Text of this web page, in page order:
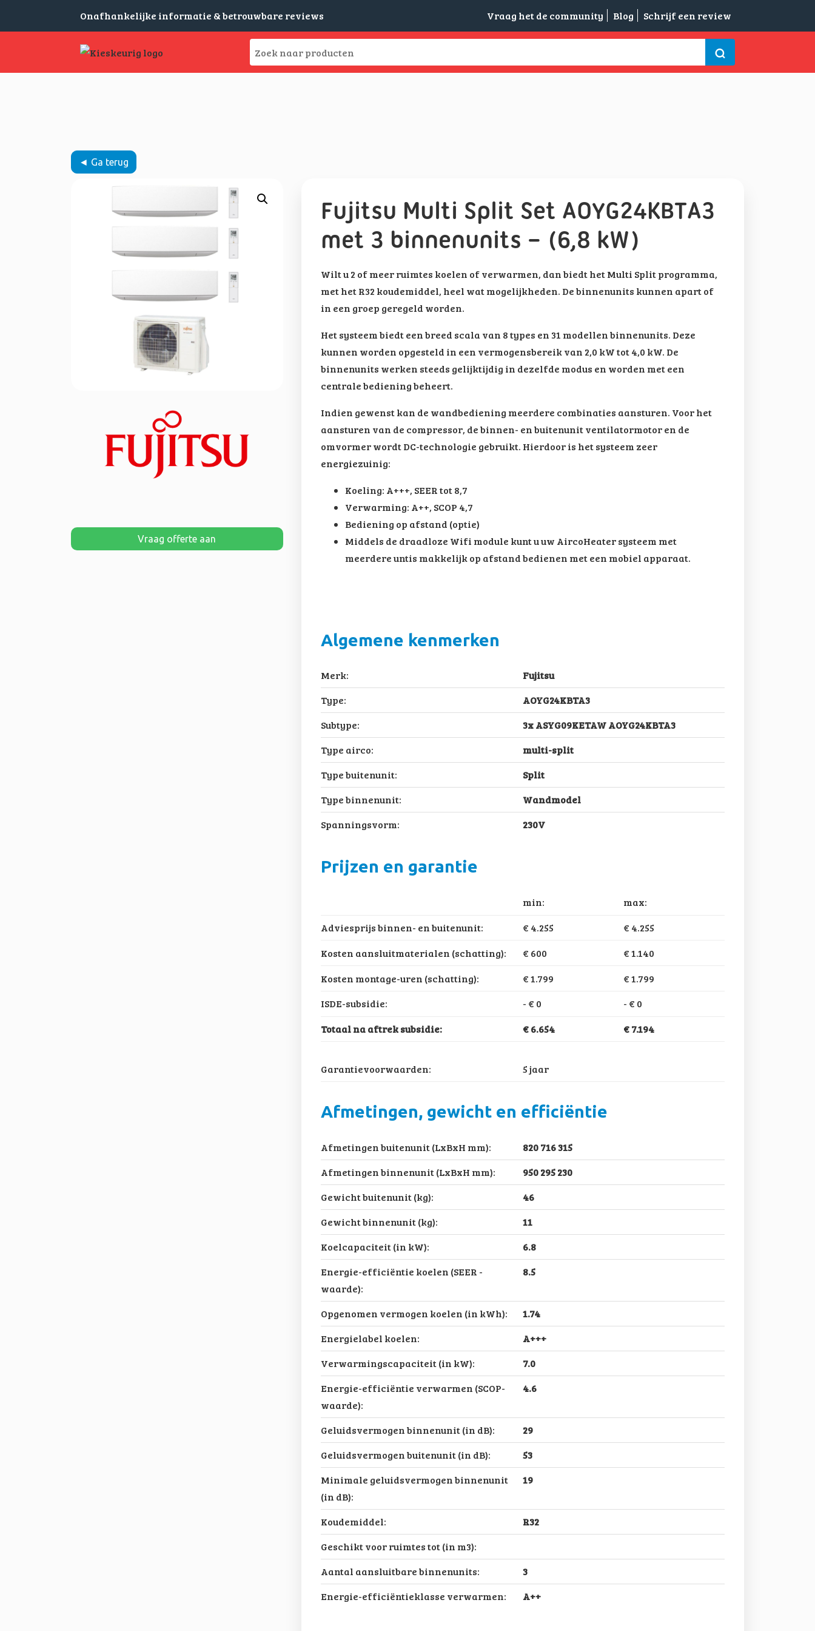
Onafhankelijke informatie & betrouwbare reviews Vraag het de community Blog Schrijf een review
◄ Ga terug
Vraag offerte aan
Fujitsu Multi Split Set AOYG24KBTA3
met 3 binnenunits – (6,8 kW)
Wilt u 2 of meer ruimtes koelen of verwarmen, dan biedt het Multi Split programma,
met het R32 koudemiddel, heel wat mogelijkheden. De binnenunits kunnen apart of
in een groep geregeld worden.
Het systeem biedt een breed scala van 8 types en 31 modellen binnenunits. Deze
kunnen worden opgesteld in een vermogensbereik van 2,0 kW tot 4,0 kW. De
binnenunits werken steeds gelijktijdig in dezelfde modus en worden met een
centrale bediening beheert.
Indien gewenst kan de wandbediening meerdere combinaties aansturen. Voor het
aansturen van de compressor, de binnen- en buitenunit ventilatormotor en de
omvormer wordt DC-technologie gebruikt. Hierdoor is het systeem zeer
energiezuinig:
Koeling: A+++, SEER tot 8,7
Verwarming: A++, SCOP 4,7
Bediening op afstand (optie)
Middels de draadloze Wifi module kunt u uw AircoHeater systeem met
meerdere untis makkelijk op afstand bedienen met een mobiel apparaat.
Algemene kenmerken
Merk:
Fujitsu
Type:
AOYG24KBTA3
Subtype:
3x ASYG09KETAW AOYG24KBTA3
Type airco:
multi-split
Type buitenunit:
Split
Type binnenunit:
Wandmodel
Spanningsvorm:
230V
Prijzen en garantie
min:
max:
Adviesprijs binnen- en buitenunit:
€ 4.255
€ 4.255
Kosten aansluitmaterialen (schatting):
€ 600
€ 1.140
Kosten montage-uren (schatting):
€ 1.799
€ 1.799
ISDE-subsidie:
- € 0 - € 0
Totaal na aftrek subsidie:
€ 6.654 € 7.194
Garantievoorwaarden: 5 jaar
Afmetingen, gewicht en efficiëntie
Afmetingen buitenunit (LxBxH mm):
820 716 315
Afmetingen binnenunit (LxBxH mm):
950 295 230
Gewicht buitenunit (kg):
46
Gewicht binnenunit (kg):
11
Koelcapaciteit (in kW):
6.8
Energie-efficiëntie koelen (SEER -
waarde):
8.5
Opgenomen vermogen koelen (in kWh):
1.74
Energielabel koelen:
A+++
Verwarmingscapaciteit (in kW):
7.0
Energie-efficiëntie verwarmen (SCOP-
waarde):
4.6
Geluidsvermogen binnenunit (in dB):
29
Geluidsvermogen buitenunit (in dB):
53
Minimale geluidsvermogen binnenunit
(in dB):
19
Koudemiddel:
R32
Geschikt voor ruimtes tot (in m3):
Aantal aansluitbare binnenunits:
3
Energie-efficiëntieklasse verwarmen:
A++